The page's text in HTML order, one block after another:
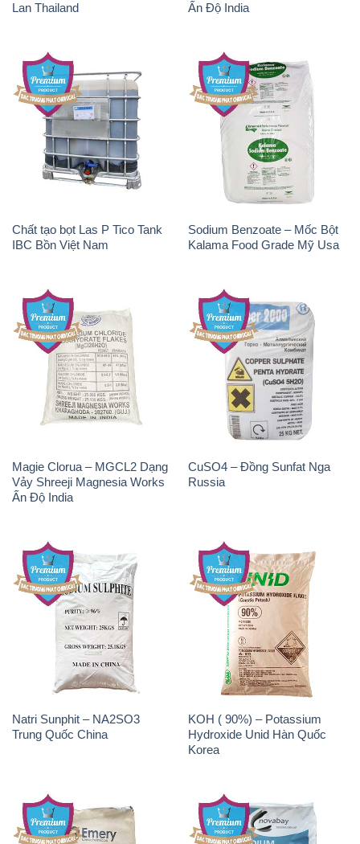
Chất tạo bọt Las P Tico Tank
IBC Bồn Việt Nam
Sodium Benzoate – Mốc Bột
Kalama Food Grade Mỹ Usa
Magie Clorua – MGCL2 Dạng
Vảy Shreeji Magnesia Works
Ấn Độ India
CuSO4 – Đồng Sunfat Nga
Natri Sunphit – NA2SO3
Trung Quốc China
KOH ( 90%) – Potassium
Hydroxide Unid Hàn Quốc